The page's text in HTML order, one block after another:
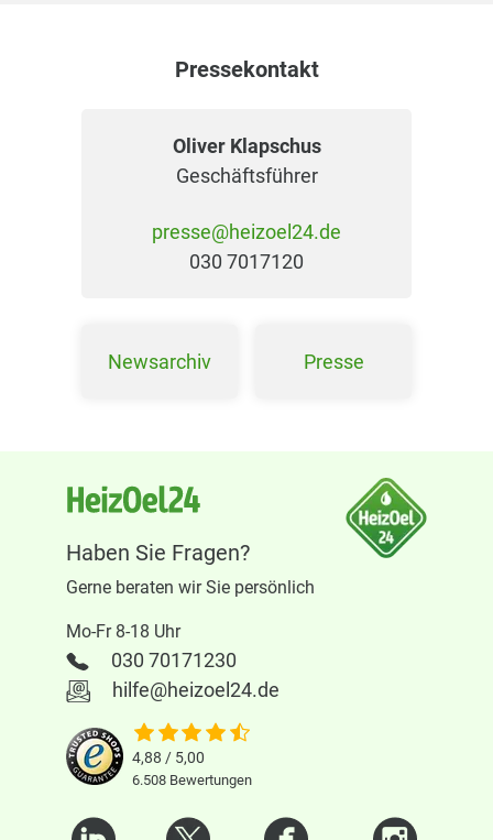
Pressekontakt
Oliver Klapschus
Geschäftsführer
presse@heizoel24.de
030 7017120
Newsarchiv Presse
Haben Sie Fragen?
Gerne beraten wir Sie persönlich
Mo-Fr 8-18 Uhr
030 70171230
hilfe@heizoel24.de
4,88 / 5,00
6.508 Bewertungen